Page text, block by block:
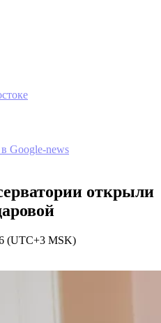
Google-news
открыли
(UTC+3 MSK)